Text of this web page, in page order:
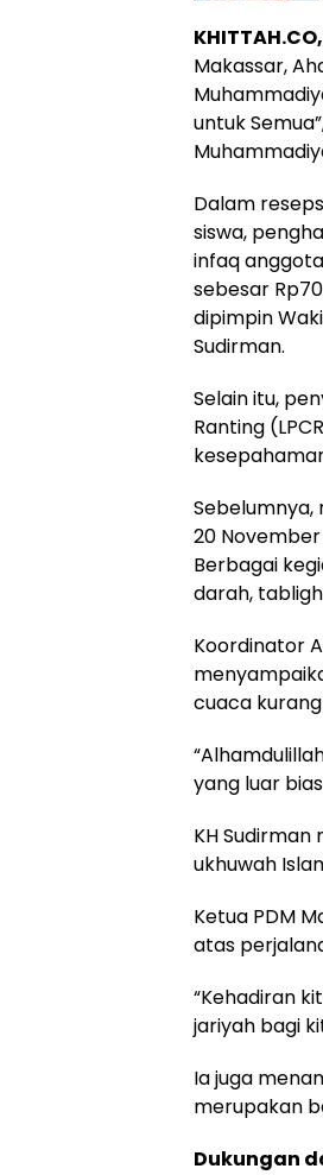
Makassar,
untuk
Dalam
siswa,
infaq
sebesar
dipimpin
Sudirman.
Selain itu,
Ranting
Sebelumnya,
20
Berbagai
darah,
Koordinator
cuaca
yang luar
KH
ukhuwah
Ketua PDM
atas
“Kehadiran
jariyah bagi
Ia juga
merupakan
Dukungan